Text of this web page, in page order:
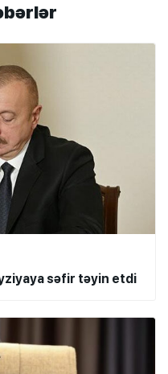
səfir təyin etdi